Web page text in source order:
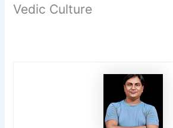
Vedic Culture